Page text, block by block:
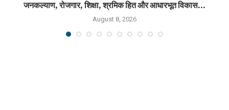
जनकल्याण, रोजगार, शिक्षा, श्रमिक हित और आधारभूत विकास...
August 8, 2026